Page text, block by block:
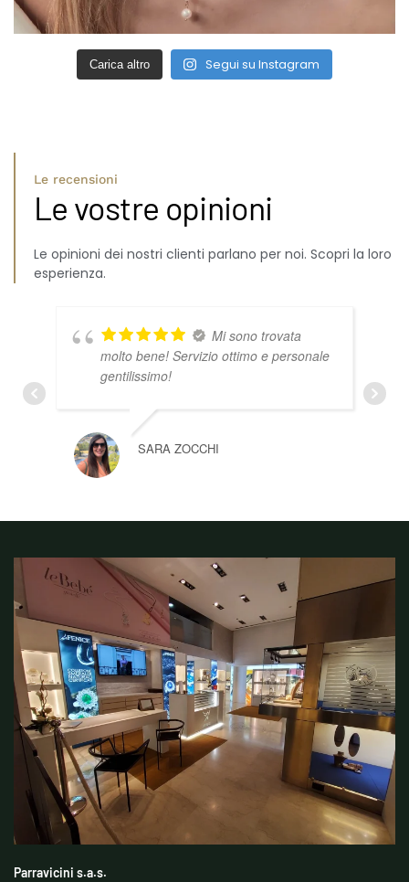
Carica altro Segui su Instagram
Le recensioni
Le vostre opinioni
Le opinioni dei nostri clienti parlano per noi. Scopri la loro
esperienza.
Mi sono trovata
molto bene! Servizio ottimo e personale
gentilissimo!
SARA ZOCCHI
Parravicini s.a.s.